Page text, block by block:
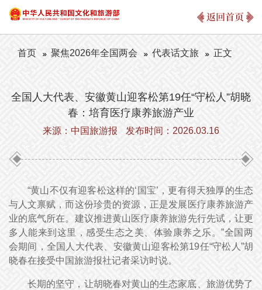
返回首页
首页 聚焦2026年全国两会 代表话文旅 正文
全国人大代表、安徽黄山迎客松第19任“守松人”胡晓
春：培育医疗康养旅游产业
来源：中国旅游报 发布时间：2026.03.16
“黄山不仅有迎客松这样的‘国宝’，更有得天独厚的生态
与人文禀赋，而这份珍贵的资源，正是发展医疗康养旅游产
业的底气所在。建议推进黄山医疗康养旅游先行先试，让更
多人能来到这里，感受生态之美、体验康养之乐。”全国两
会期间，全国人大代表、安徽黄山迎客松第19任“守松人”胡
晓春在接受中国旅游报社记者采访时说。
长期的坚守，让胡晓春对黄山的生态家底、旅游优势了